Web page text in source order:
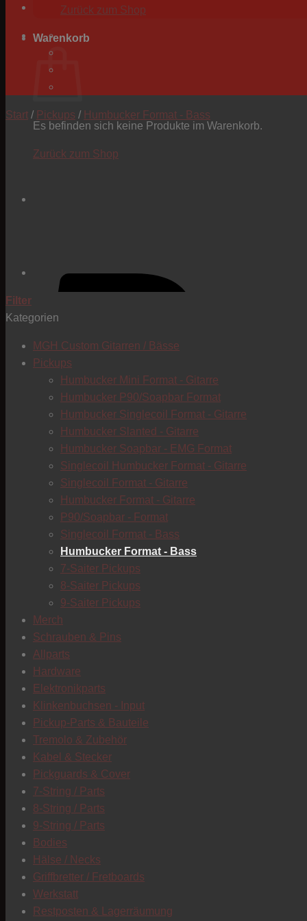
Zurück zum Shop
Warenkorb
Es befinden sich keine Produkte im Warenkorb.
Zurück zum Shop
Start / Pickups / Humbucker Format - Bass
Filter
Kategorien
MGH Custom Gitarren / Bässe
Pickups
Humbucker Mini Format - Gitarre
Humbucker P90/Soapbar Format
Humbucker Singlecoil Format - Gitarre
Humbucker Slanted - Gitarre
Humbucker Soapbar - EMG Format
Singlecoil Humbucker Format - Gitarre
Singlecoil Format - Gitarre
Humbucker Format - Gitarre
P90/Soapbar - Format
Singlecoil Format - Bass
Humbucker Format - Bass
7-Saiter Pickups
8-Saiter Pickups
9-Saiter Pickups
Merch
Schrauben & Pins
Allparts
Hardware
Elektronikparts
Klinkenbuchsen - Input
Pickup-Parts & Bauteile
Tremolo & Zubehör
Kabel & Stecker
Pickguards & Cover
7-String / Parts
8-String / Parts
9-String / Parts
Bodies
Hälse / Necks
Griffbretter / Fretboards
Werkstatt
Restposten & Lagerräumung